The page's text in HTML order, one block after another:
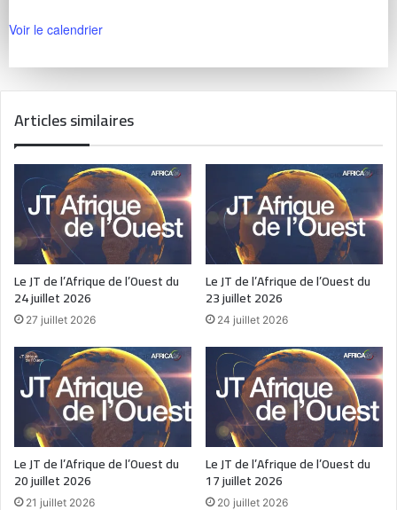
Voir le calendrier
Articles similaires
Le JT de l’Afrique de l’Ouest du
24 juillet 2026
27 juillet 2026
Le JT de l’Afrique de l’Ouest du
23 juillet 2026
24 juillet 2026
Le JT de l’Afrique de l’Ouest du
20 juillet 2026
21 juillet 2026
Le JT de l’Afrique de l’Ouest du
17 juillet 2026
20 juillet 2026